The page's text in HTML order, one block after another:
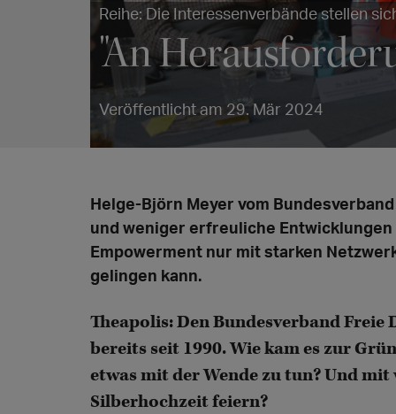
Reihe: Die Interessenverbände stellen
"An
Veröffentlicht am 29. Mär 2024
Helge-Björn Meyer vom
und weniger erfreuliche
Empowerment nur mit starken
gelingen kann.
Theapolis: Den Bundesverband
bereits seit 1990. Wie kam es zur
etwas mit der Wende zu tun? Und
Silberhochzeit feiern?